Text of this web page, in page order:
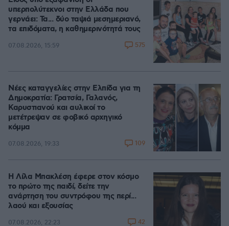
υπερπολύτεκνοι στην Ελλάδα που
γερνάει: Τα... δύο ταψιά μεσημεριανό,
τα επιδόματα, η καθημερινότητά τους
07.08.2026, 15:59 575
Νέες καταγγελίες στην Ελπίδα για τη
Δημοκρατία: Γρατσία, Γαλανός,
Καρυστιανού και αυλικοί το
μετέτρεψαν σε φοβικό αρχηγικό
κόμμα
07.08.2026, 19:33 109
Η Λίλα Μπακλέση έφερε στον κόσμο
το πρώτο της παιδί, δείτε την
ανάρτηση του συντρόφου της περί...
λαού και εξουσίας
07.08.2026, 22:23 42